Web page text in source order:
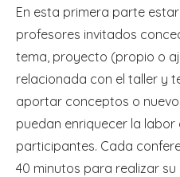
En esta primera parte
profesores invitados
tema, proyecto (propio o
relacionada con el taller y
aportar conceptos o
puedan enriquecer la labor
participantes. Cada
40 minutos para realizar